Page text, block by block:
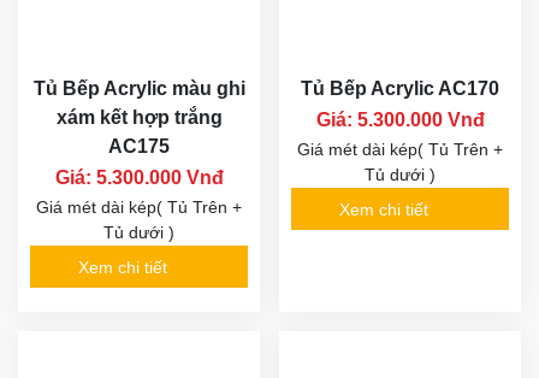
Tủ Bếp Acrylic màu ghi
xám kết hợp trắng
AC175
Giá: 5.300.000 Vnđ
Giá mét dài kép( Tủ Trên +
Tủ dưới )
Xem chi tiết
Tủ Bếp Acrylic AC170
Giá: 5.300.000 Vnđ
Giá mét dài kép( Tủ Trên +
Tủ dưới )
Xem chi tiết